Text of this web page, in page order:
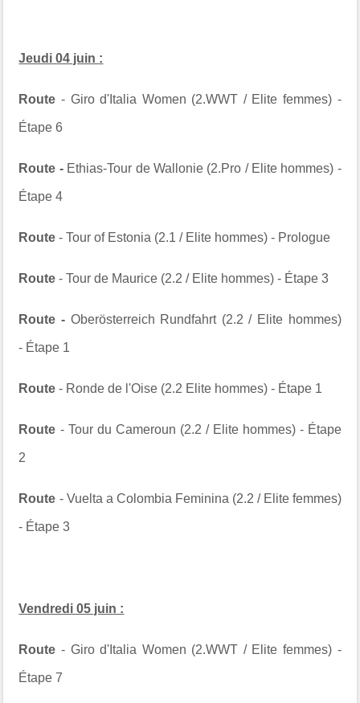
Jeudi 04 juin :
Route- Giro d'Italia Women (2.WWT / Elite femmes) -
Étape 6
Route - Ethias-Tour de Wallonie (2.Pro / Elite hommes) -
Étape 4
Route- Tour of Estonia (2.1 / Elite hommes) - Prologue
Route- Tour de Maurice (2.2 / Elite hommes) - Étape 3
Route - Oberösterreich Rundfahrt (2.2 / Elite hommes)
- Étape 1
Route- Ronde de l'Oise (2.2 Elite hommes) - Étape 1
Route - Tour du Cameroun (2.2 / Elite hommes) - Étape
2
Route - Vuelta a Colombia Feminina (2.2 / Elite femmes)
- Étape 3
Vendredi 05 juin :
Route- Giro d'Italia Women (2.WWT / Elite femmes) -
Étape 7